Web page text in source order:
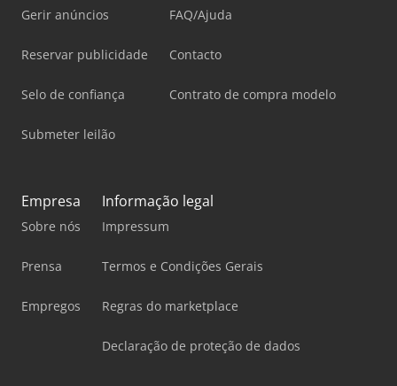
Gerir anúncios
Reservar publicidade
Selo de confiança
Submeter leilão
FAQ/Ajuda
Contacto
Contrato de compra modelo
Empresa
Sobre nós
Prensa
Empregos
Informação legal
Impressum
Termos e Condições Gerais
Regras do marketplace
Declaração de proteção de dados